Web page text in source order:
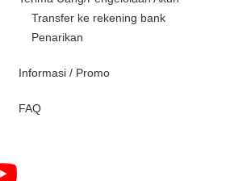
Transfer ke rekening bank
Penarikan
Informasi / Promo
FAQ